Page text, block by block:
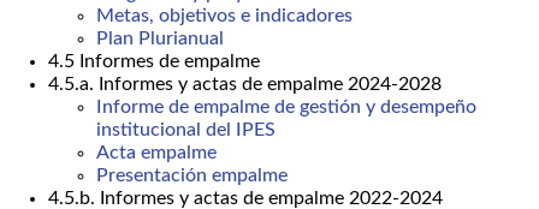
Metas, objetivos e indicadores
Plan Plurianual
4.5 Informes de empalme
4.5.a. Informes y actas de empalme 2024-2028
Informe de empalme de gestión y desempeño
institucional del IPES
Acta empalme
Presentación empalme
4.5.b. Informes y actas de empalme 2022-2024